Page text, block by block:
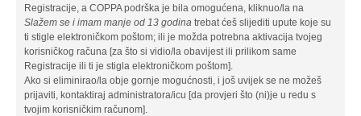
Registracije, a COPPA podrška je bila omogućena, kliknuo/la na
Slažem se i imam manje od 13 godina trebat ćeš slijediti upute koje su
ti stigle elektroničkom poštom; ili je možda potrebna aktivacija tvojeg
korisničkog računa [za što si vidio/la obavijest ili prilikom same
Registracije ili ti je stigla elektroničkom poštom].
Ako si eliminirao/la obje gornje mogućnosti, i još uvijek se ne možeš
prijaviti, kontaktiraj administratora/icu [da provjeri što (ni)je u redu s
tvojim korisničkim računom].